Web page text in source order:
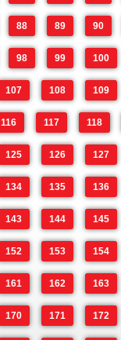
88 89 90
98 99 100
107 108 109
116 117 118
125 126 127
134 135 136
143 144 145
152 153 154
161 162 163
170 171 172